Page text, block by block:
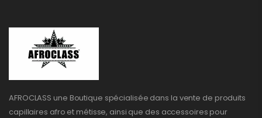
AFROCLASS une Boutique spécialisée dans la vente de produits
capillaires afro et métisse, ainsi que des accessoires pour